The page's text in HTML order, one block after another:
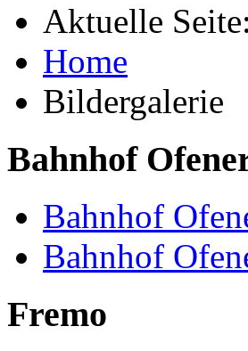
Aktuelle
Home
Bildergalerie
Bahnhof
Bahnhof
Bahnhof
Fremo